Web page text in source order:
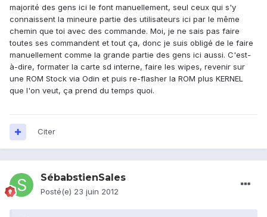
majorité des gens ici le font manuellement, seul ceux qui s'y
connaissent la mineure partie des utilisateurs ici par le même
chemin que toi avec des commande. Moi, je ne sais pas faire
toutes ses commandent et tout ça, donc je suis obligé de le faire
manuellement comme la grande partie des gens ici aussi. C'est-
à-dire, formater la carte sd interne, faire les wipes, revenir sur
une ROM Stock via Odin et puis re-flasher la ROM plus KERNEL
que l'on veut, ça prend du temps quoi.
Citer
SébabstienSales
Posté(e) 23 juin 2012